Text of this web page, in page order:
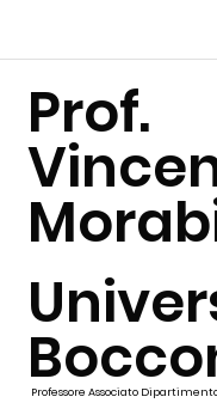
Prof.
Professore Associato